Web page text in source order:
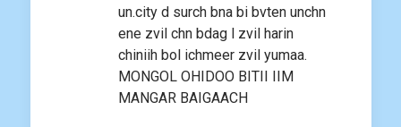
un.city d surch bna bi bvten unchn
ene zvil chn bdag l zvil harin
chiniih bol ichmeer zvil yumaa.
MONGOL OHIDOO BITII IIM
MANGAR BAIGAACH